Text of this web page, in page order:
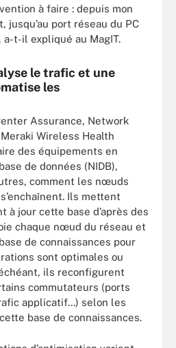
à faire : depuis mon
jusqu’au port réseau du PC
t-il expliqué au MagIT.
le trafic et une
les
Assurance, Network
Wireless Health
des équipements en
de données (NIDB),
comment les nœuds
Ils mettent
à jour cette base d’après des
chaque nœud du réseau et
de connaissances pour
sont optimales ou
ils reconfigurent
commutateurs (ports
applicatif...) selon les
base de connaissances.